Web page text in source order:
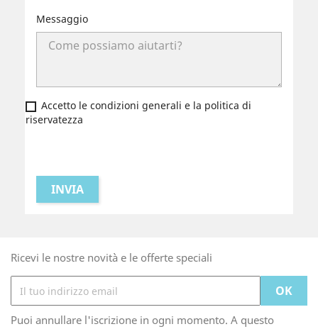
Messaggio
Accetto le condizioni generali e la politica di
riservatezza
Ricevi le nostre novità e le offerte speciali
Puoi annullare l'iscrizione in ogni momento. A questo